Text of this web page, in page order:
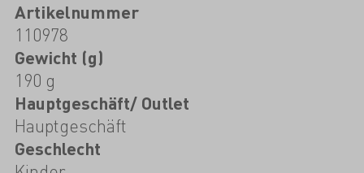
Artikelnummer
110978
Gewicht (g)
190 g
Hauptgeschäft/ Outlet
Hauptgeschäft
Geschlecht